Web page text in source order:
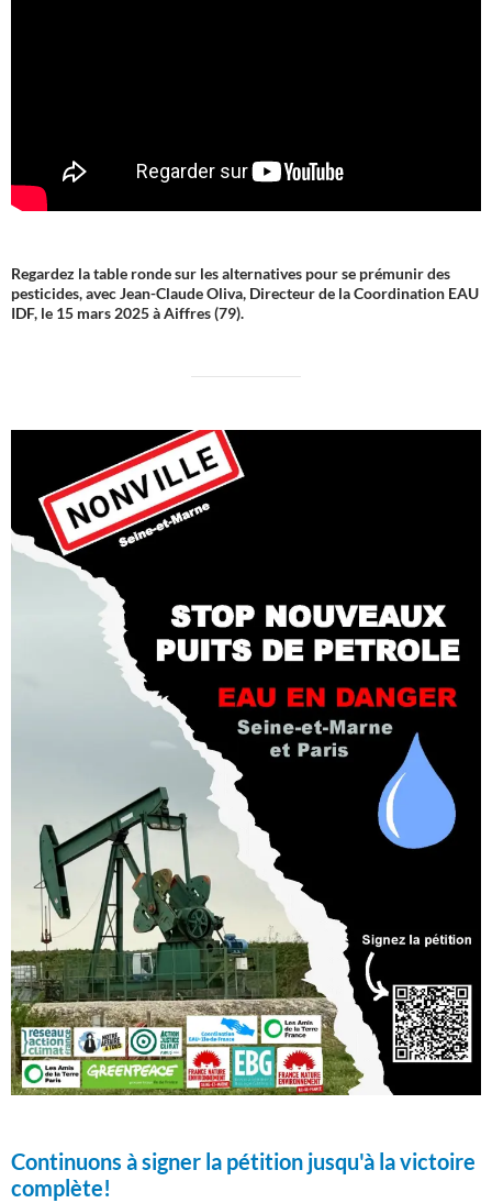
Regardez la table ronde sur les alternatives pour se prémunir des
pesticides, avec Jean-Claude Oliva, Directeur de la Coordination EAU
IDF, le 15 mars 2025 à Aiffres (79).
Continuons à signer la pétition jusqu'à la victoire
complète!